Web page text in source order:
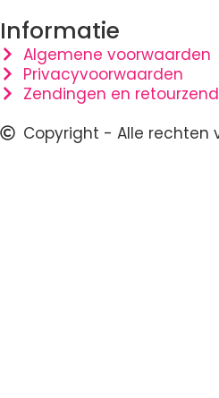
Informatie
Algemene voorwaarden
Privacyvoorwaarden
Zendingen en
Copyright - Alle rechten